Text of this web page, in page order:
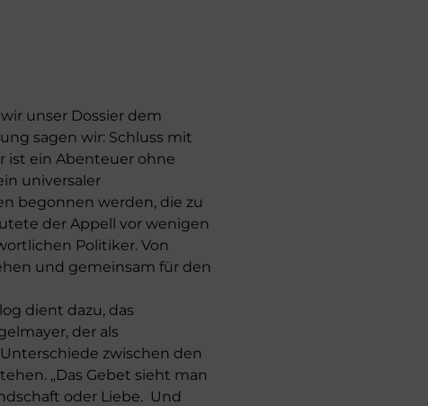
unser Dossier dem
sagen wir: Schluss mit
ist ein Abenteuer ohne
universaler
begonnen werden, die zu
der Appell vor wenigen
Politiker. Von
und gemeinsam für den
dient dazu, das
der als
zwischen den
„Das Gebet sieht man
oder Liebe. Und